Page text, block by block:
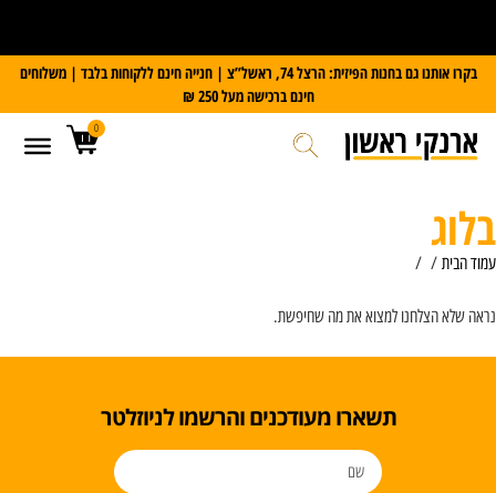
על כל מזוודת Slazenger קבלו משקל דיגיטלי במתנה
בקרו אותנו גם בחנות הפיזית: הרצל 74, ראשל”צ | חנייה חינם ללקוחות בלבד | משלוחים
חינם ברכישה מעל 250 ₪
0
בלוג
עמוד הבית / /
נראה שלא הצלחנו למצוא את מה שחיפשת.
תשארו מעודכנים והרשמו לניוזלטר